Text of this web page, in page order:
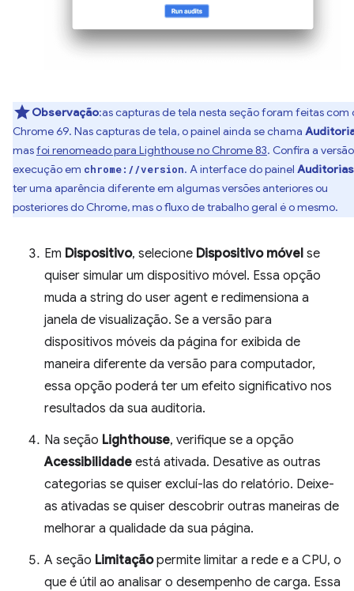
Observação:as capturas de tela nesta seção foram feitas com
Chrome 69. Nas capturas de tela, o painel ainda se chama
masfoi renomeado para Lighthouse no Chrome 83. Confira a
execução em chrome://version. A interface do painel Auditorias
ter uma aparência diferente em algumas versões anteriores ou
posteriores do Chrome, mas o fluxo de trabalho geral é o mesmo.
Em Dispositivo, selecione Dispositivo móvel se
quiser simular um dispositivo móvel. Essa opção
muda a string do user agent e redimensiona a
janela de visualização. Se a versão para
dispositivos móveis da página for exibida de
maneira diferente da versão para computador,
essa opção poderá ter um efeito significativo nos
resultados da sua auditoria.
Na seção Lighthouse, verifique se a opção
Acessibilidade está ativada. Desative as outras
categorias se quiser excluí-las do relatório. Deixe-
as ativadas se quiser descobrir outras maneiras de
melhorar a qualidade da sua página.
A seção Limitaçãopermite limitar a rede e a CPU, o
que é útil ao analisar o desempenho de carga. Essa